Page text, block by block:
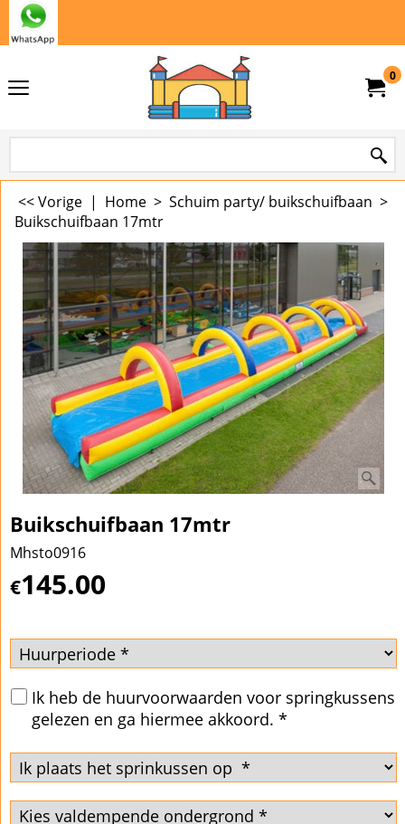
0
<< Vorige | Home > Schuim party/ buikschuifbaan >
Buikschuifbaan 17mtr
Buikschuifbaan 17mtr
Mhsto0916
€145.00
Ik heb de huurvoorwaarden voor springkussens
gelezen en ga hiermee akkoord. *